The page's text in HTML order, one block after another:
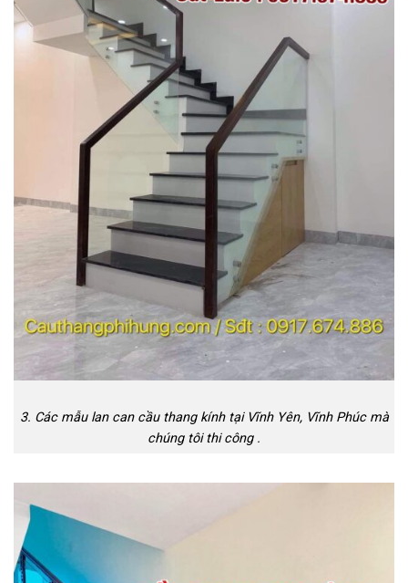
3. Các mẫu lan can cầu thang kính tại Vĩnh Yên, Vĩnh Phúc mà
chúng tôi thi công .